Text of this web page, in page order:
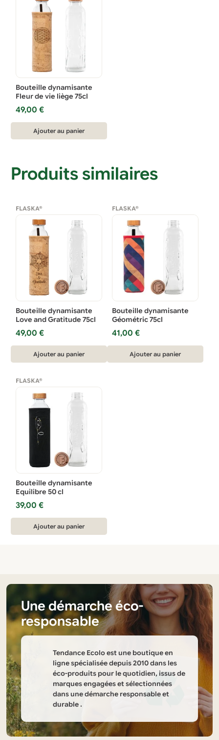
Bouteille dynamisante
Fleur de vie liège 75cl
49,00€
Ajouter au panier
Produits similaires
FLASKA®
Bouteille dynamisante
Love and Gratitude 75cl
49,00€
Ajouter au panier
FLASKA®
Bouteille dynamisante
Géométric 75cl
41,00 €
Ajouter au panier
FLASKA®
Bouteille dynamisante
Equilibre 50 cl
39,00€
Ajouter au panier
Informations
Une démarche éco-
responsable
Tendance Ecolo est une boutique en
ligne spécialisée depuis 2010 dans les
éco-produits pour le quotidien, issus de
marques engagées et sélectionnées
dans une démarche responsable et
durable .